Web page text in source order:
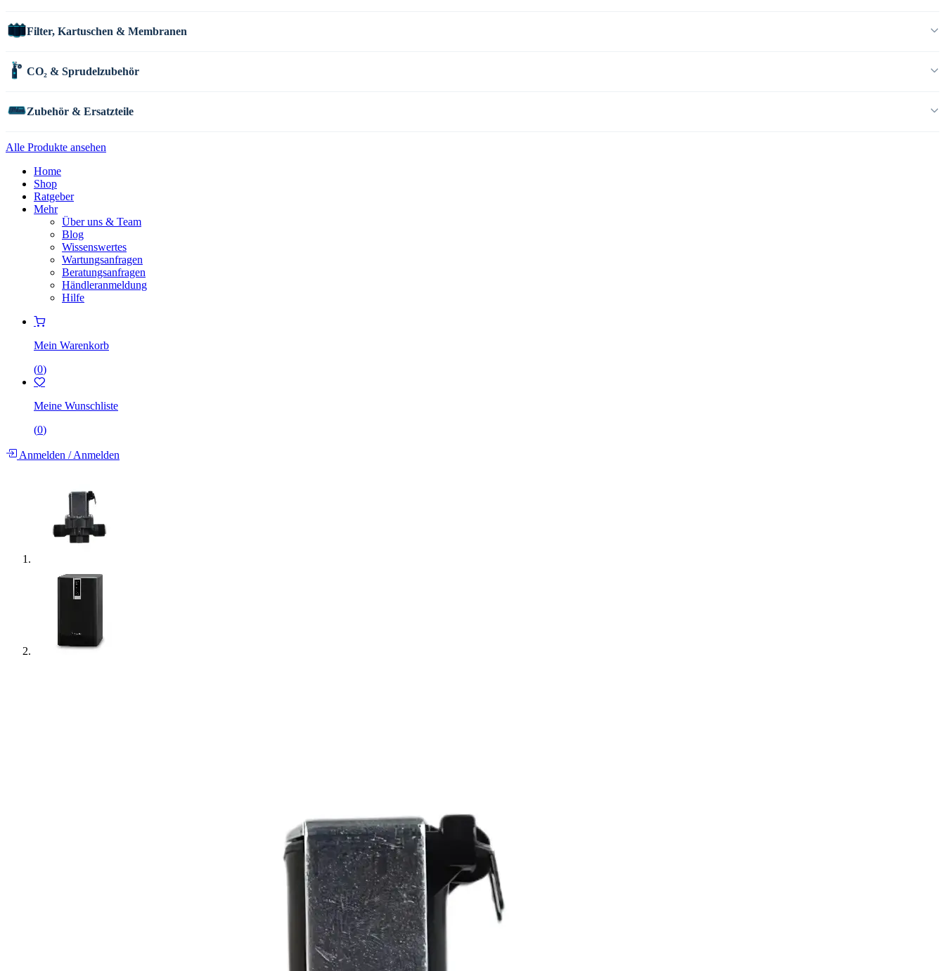
Filter, Kartuschen & Membranen
CO₂ & Sprudelzubehör
Zubehör & Ersatzteile
Alle Produkte ansehen
Home
Shop
Ratgeber
Mehr
Über uns & Team
Blog
Wissenswertes
Wartungsanfragen
Beratungsanfragen
Händleranmeldung
Hilfe
Mein Warenkorb
(0)
Meine Wunschliste
(0)
Anmelden /Anmelden